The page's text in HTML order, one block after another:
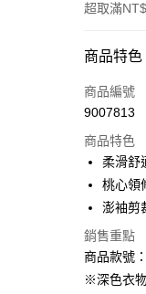
超取滿
付款方式
信用卡一
超商取貨
LINE Pay
運送方式
商品特色
商品編號
9007813
商品特色
柔滑舒
桃心領
澎袖剪
銷售重點
商品款號
※深色衣